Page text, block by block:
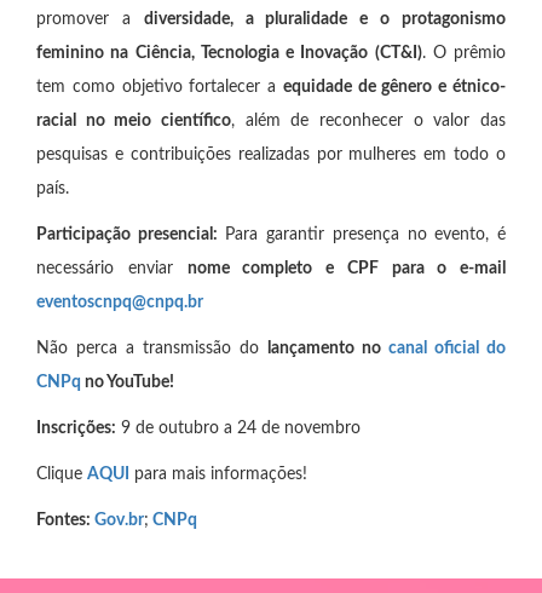
promover a diversidade, a pluralidade e o protagonismo
feminino na Ciência, Tecnologia e Inovação (CT&I). O prêmio
tem como objetivo fortalecer a equidade de gênero e étnico-
racial no meio científico, além de reconhecer o valor das
pesquisas e contribuições realizadas por mulheres em todo o
país.
Participação presencial: Para garantir presença no evento, é
necessário enviar nome completo e CPF para o e-mail
eventoscnpq@cnpq.br
Não perca a transmissão do lançamento no canal oficial do
CNPq no YouTube!
Inscrições: 9 de outubro a 24 de novembro
Clique AQUI para mais informações!
Fontes: Gov.br; CNPq